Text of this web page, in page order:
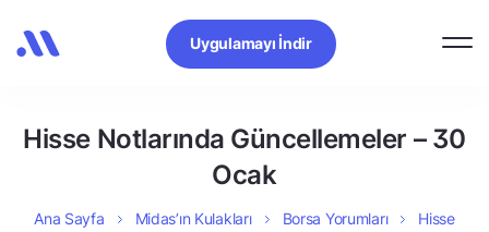
Uygulamayı İndir
Hisse Notlarında Güncellemeler – 30
Ocak
Ana Sayfa Midas’ın Kulakları Borsa Yorumları
Hisse